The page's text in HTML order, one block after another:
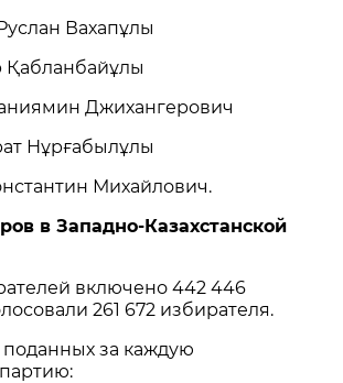
Вахапұлы
Қабланбайұлы
Джихангерович
Нұрғабылұлы
Михайлович.
в Западно-Казахстанской
включено 442 446
261 672 избирателя.
поданных за каждую